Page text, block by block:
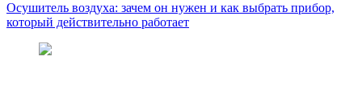
Осушитель воздуха: зачем он нужен и как выбрать прибор,
который действительно работает